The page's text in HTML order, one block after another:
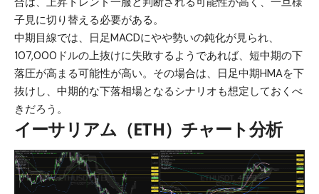
子見に切り替える必要がある。
中期目線では、日足MACDにやや勢いの鈍化が見られ、
107,000ドルの上抜けに失敗するようであれば、短中期の下
落圧が高まる可能性が高い。その場合は、日足中期HMAを下
抜けし、中期的な下落相場となるシナリオも想定しておくべ
きだろう。
イーサリアム（ETH）チャート分析